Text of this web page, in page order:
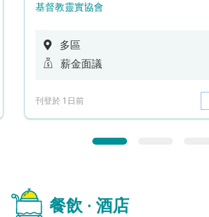
基督教靈實協會
多區
薪金面議
刊登於 1日前
餐飲 · 酒店